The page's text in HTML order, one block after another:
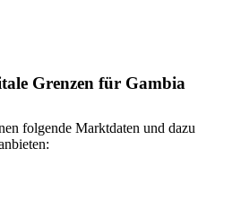
Grenzen für Gambia
folgende Marktdaten und dazu